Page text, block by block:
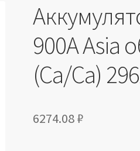
900А Asia
(Ca/Ca)
6274.08₽